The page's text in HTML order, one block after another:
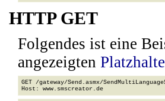
HTTP GET
Folgendes ist eine
angezeigten
GET /gateway/Send.asmx/